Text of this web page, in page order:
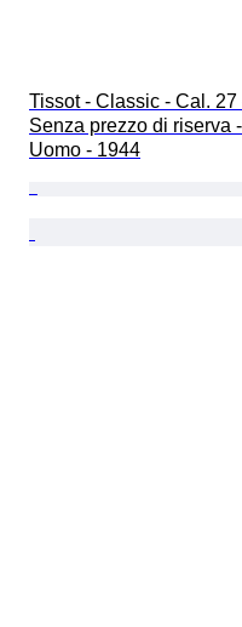
Tissot - Classic - Cal. 27
Senza prezzo di riserva -
Uomo - 1944